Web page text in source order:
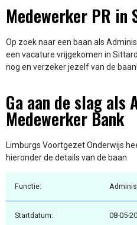
Medewerker PR in
Op zoek naar een baan als
een vacature vrijgekomen in
nog en verzeker jezelf van de baan!
Ga aan de slag
Medewerker Bank
Limburgs Voortgezet Onderwijs
hieronder de details van de baan
Functie:
Startdatum: 08-05-